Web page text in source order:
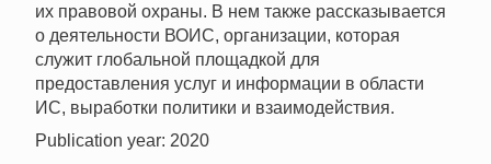
их правовой охраны. В нем также рассказывается
о деятельности ВОИС, организации, которая
служит глобальной площадкой для
предоставления услуг и информации в области
ИС, выработки политики и взаимодействия.
Publication year: 2020